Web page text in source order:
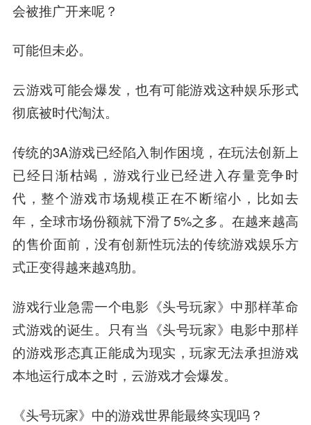
会被推广开来呢？
可能但未必。
云游戏可能会爆发，也有可能游戏这种娱乐形式
彻底被时代淘汰。
传统的3A游戏已经陷入制作困境，在玩法创新上
已经日渐枯竭，游戏行业已经进入存量竞争时
代，整个游戏市场规模正在不断缩小，比如去
年，全球市场份额就下滑了5%之多。在越来越高
的售价面前，没有创新性玩法的传统游戏娱乐方
式正变得越来越鸡肋。
游戏行业急需一个电影《头号玩家》中那样革命
式游戏的诞生。只有当《头号玩家》电影中那样
的游戏形态真正能成为现实，玩家无法承担游戏
本地运行成本之时，云游戏才会爆发。
《头号玩家》中的游戏世界能最终实现吗？